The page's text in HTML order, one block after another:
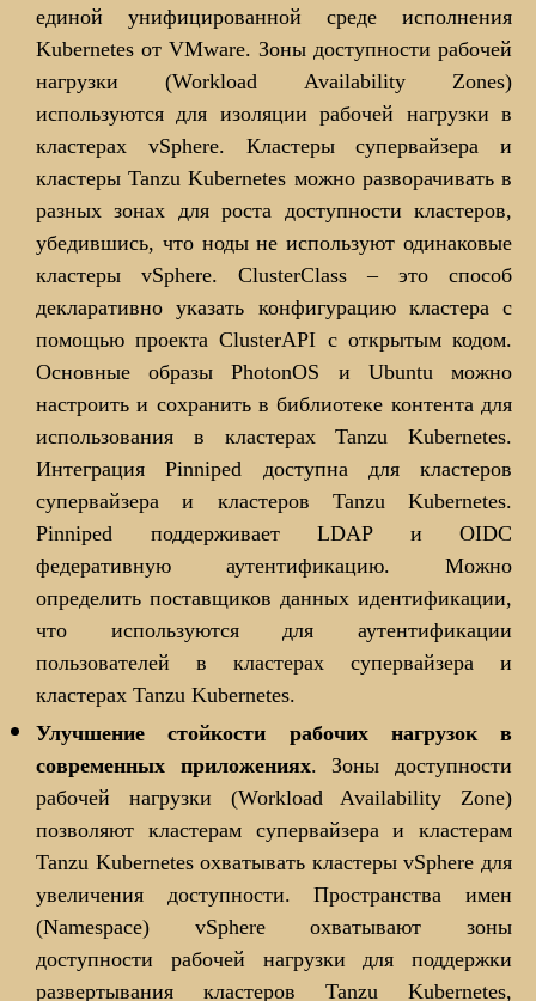
единой унифицированной среде исполнения
Kubernetes от VMware. Зоны доступности рабочей
нагрузки (Workload Availability Zones)
используются для изоляции рабочей нагрузки в
кластерах vSphere. Кластеры супервайзера и
кластеры Tanzu Kubernetes можно разворачивать в
разных зонах для роста доступности кластеров,
убедившись, что ноды не используют одинаковые
кластеры vSphere. ClusterClass – это способ
декларативно указать конфигурацию кластера с
помощью проекта ClusterAPI с открытым кодом.
Основные образы PhotonOS и Ubuntu можно
настроить и сохранить в библиотеке контента для
использования в кластерах Tanzu Kubernetes.
Интеграция Pinniped доступна для кластеров
супервайзера и кластеров Tanzu Kubernetes.
Pinniped поддерживает LDAP и OIDC
федеративную аутентификацию. Можно
определить поставщиков данных идентификации,
что используются для аутентификации
пользователей в кластерах супервайзера и
кластерах Tanzu Kubernetes.
Улучшение стойкости рабочих нагрузок в
современных приложениях. Зоны доступности
рабочей нагрузки (Workload Availability Zone)
позволяют кластерам супервайзера и кластерам
Tanzu Kubernetes охватывать кластеры vSphere для
увеличения доступности. Пространства имен
(Namespace) vSphere охватывают зоны
доступности рабочей нагрузки для поддержки
развертывания кластеров Tanzu Kubernetes,